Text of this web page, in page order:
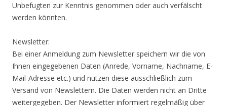
Unbefugten zur Kenntnis genommen oder auch verfälscht
werden könnten.
Newsletter:
Bei einer Anmeldung zum Newsletter speichern wir die von
Ihnen eingegebenen Daten (Anrede, Vorname, Nachname, E-
Mail-Adresse etc.) und nutzen diese ausschließlich zum
Versand von Newslettern. Die Daten werden nicht an Dritte
weitergegeben. Der Newsletter informiert regelmäßig über